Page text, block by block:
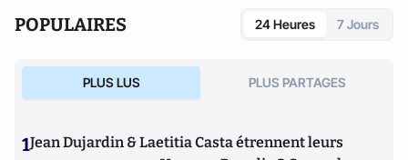
POPULAIRES 24 Heures 7 Jours
PLUS LUS PLUS PARTAGES
1Jean Dujardin & Laetitia Casta étrennent leurs